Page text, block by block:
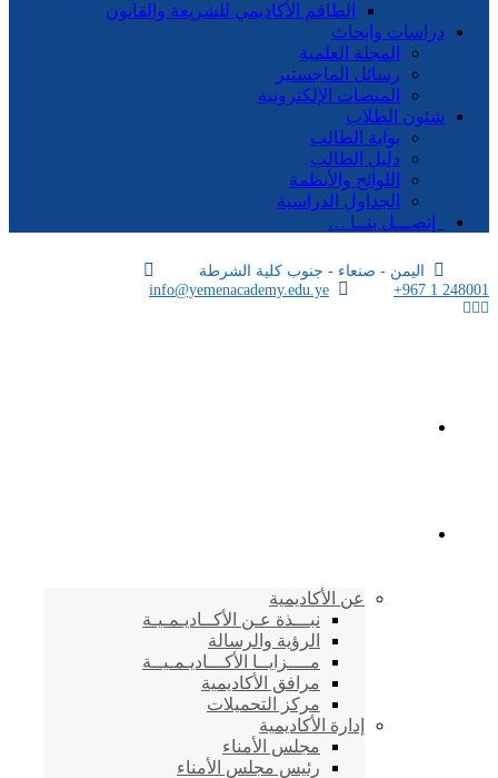
الطاقم الأكاديمي للشريعة والقانون
دراسات وابحاث
المجلة العلمية
رسائل الماجستير
المنصات الإلكترونية
شئون الطلاب
بوابة الطالب
دليل الطالب
اللوائح والأنظمة
الجداول الدراسية
إتصـــل بنــا …
اليمن - صنعاء - جنوب كلية الشرطة
info@yemenacademy.edu.ye
+967 1 248001
عن الأكاديمية
نبـــذة عـن الأكــاديـمـيـة
الرؤية والرسالة
مــــزايــا الأكـــاديـمـيــة
مرافق الأكاديمية
مركز التحميلات
إدارة الأكاديمية
مجلس الأمناء
رئيس مجلس الأمناء